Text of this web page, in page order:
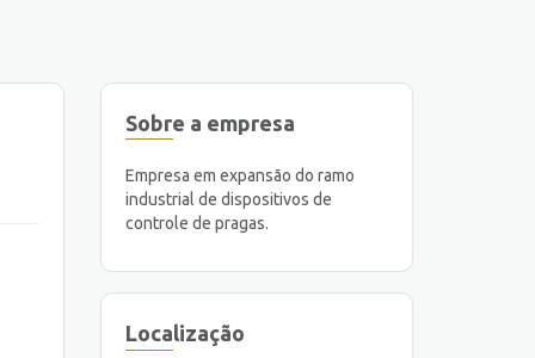
Sobre a empresa
Empresa em expansão do ramo
industrial de dispositivos de
controle de pragas.
Localização